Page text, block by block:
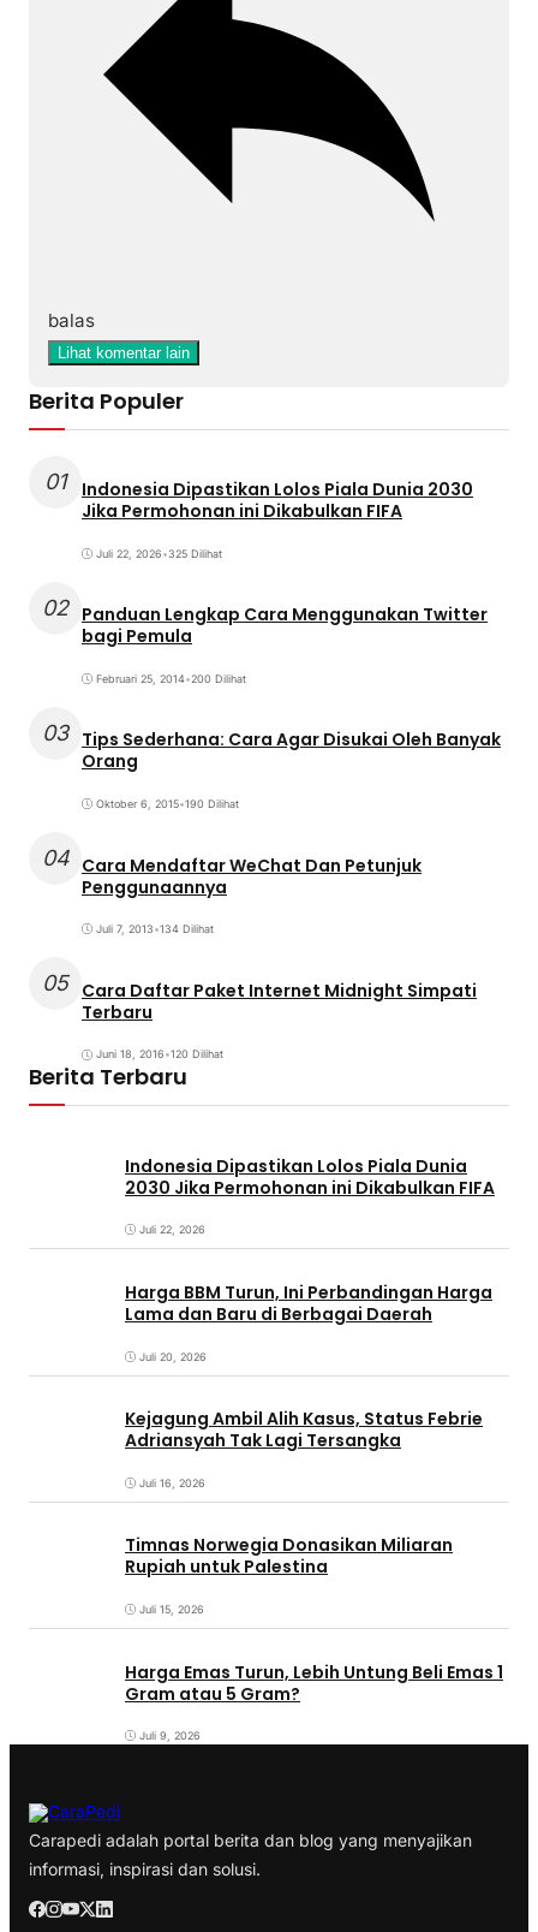
balas
Lihat komentar lain
Berita Populer
01
Indonesia Dipastikan Lolos Piala Dunia 2030
Jika Permohonan ini Dikabulkan FIFA
Juli 22, 2026•325 Dilihat
02 Panduan Lengkap Cara Menggunakan Twitter
bagi Pemula
Februari 25, 2014•200 Dilihat
03 Tips Sederhana: Cara Agar Disukai Oleh Banyak
Orang
Oktober 6, 2015•190 Dilihat
04 Cara Mendaftar WeChat Dan Petunjuk
Penggunaannya
Juli 7, 2013•134 Dilihat
05 Cara Daftar Paket Internet Midnight Simpati
Terbaru
Juni 18, 2016•120 Dilihat
Berita Terbaru
Indonesia Dipastikan Lolos Piala Dunia
2030 Jika Permohonan ini Dikabulkan FIFA
Juli 22, 2026
Harga BBM Turun, Ini Perbandingan Harga
Lama dan Baru di Berbagai Daerah
Juli 20, 2026
Kejagung Ambil Alih Kasus, Status Febrie
Adriansyah Tak Lagi Tersangka
Juli 16, 2026
Timnas Norwegia Donasikan Miliaran
Rupiah untuk Palestina
Juli 15, 2026
Harga Emas Turun, Lebih Untung Beli Emas 1
Gram atau 5 Gram?
Juli 9, 2026
Carapedi adalah portal berita dan blog yang menyajikan
informasi, inspirasi dan solusi.